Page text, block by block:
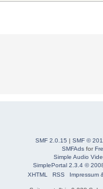
SMF 2.0.15 | SMF ©
SMFAdsfor
Simple Audio
SimplePortal 2.3.4 ©
XHTML
RSS Impressum